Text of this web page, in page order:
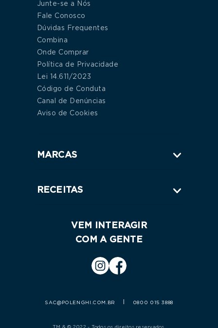
Junte-se a Nós
Fale Conosco
Dúvidas Frequentes
Combina
Onde Comprar
Política de Privacidade
Lei 14.611/2023
Código de Conduta
Canal de Denúncias
Aviso de Cookies
MARCAS
RECEITAS
VEM INTERAGIR
COM A GENTE
SAC@POLENGHI.COM.BR 0800 015 3888